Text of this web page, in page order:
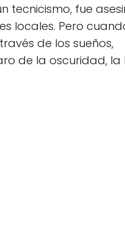
tecnicismo, fue
locales. Pero
de los sueños,
de la oscuridad, la